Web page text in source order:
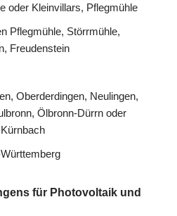
oder Kleinvillars, Pflegmühle
Pflegmühle, Störrmühle,
Freudenstein
Oberderdingen, Neulingen,
Ölbronn-Dürrn oder
für Photovoltaik und